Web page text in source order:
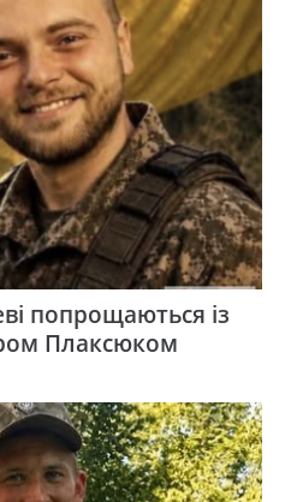
попрощаються із
Плаксюком